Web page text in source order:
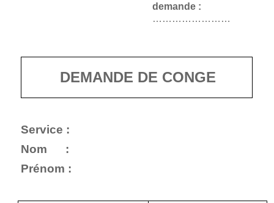
demande :
……………………
DEMANDE DE CONGE
Service :
Nom :
Prénom :